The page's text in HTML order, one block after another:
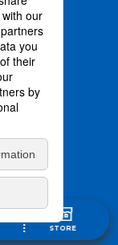
STORE